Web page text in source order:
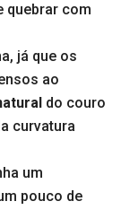
quebrar com
já que os
ao
do couro
curvatura
um
pouco de